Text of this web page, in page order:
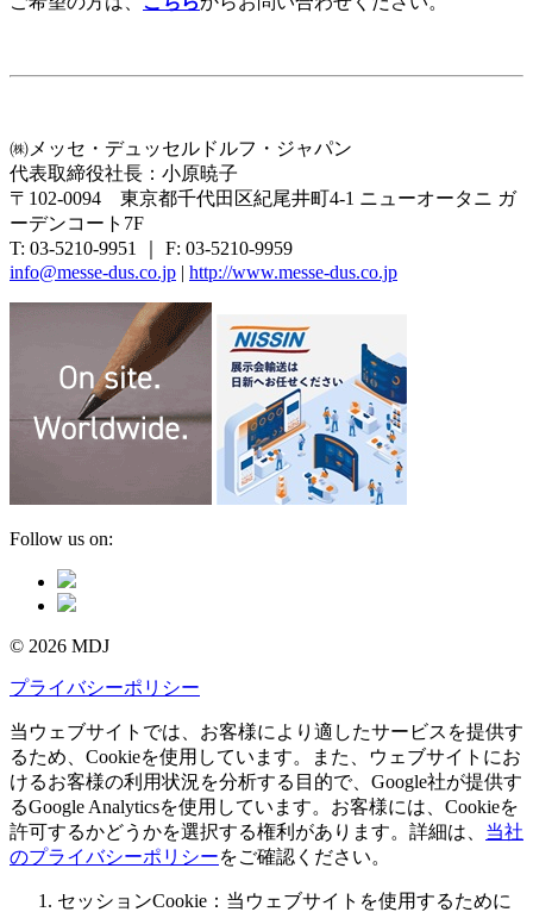
㈱メッセ・デュッセルドルフ・ジャパン
代表取締役社長：小原暁子
〒102-0094 東京都千代田区紀尾井町4-1 ニューオータニ ガ
ーデンコート7F
T: 03-5210-9951 ｜ F: 03-5210-9959
info@messe-dus.co.jp | http://www.messe-dus.co.jp
Follow us on:
© 2026 MDJ
プライバシーポリシー
当ウェブサイトでは、お客様により適したサービスを提供す
るため、Cookieを使用しています。また、ウェブサイトにお
けるお客様の利用状況を分析する目的で、Google社が提供す
るGoogle Analyticsを使用しています。お客様には、Cookieを
許可するかどうかを選択する権利があります。詳細は、 当社
のプライバシーポリシーをご確認ください。
セッションCookie：当ウェブサイトを使用するために